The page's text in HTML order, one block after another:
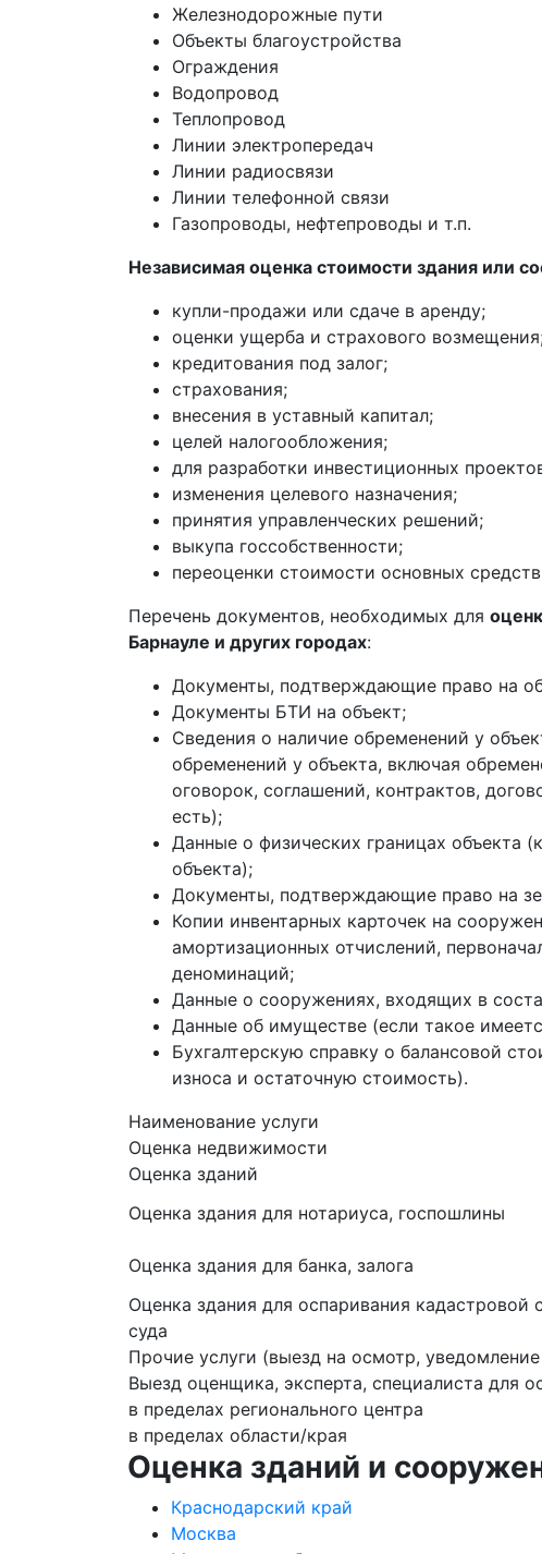
Железнодорожные пути
Объекты благоустройства
Ограждения
Водопровод
Теплопровод
Линии электропередач
Линии радиосвязи
Линии телефонной связи
Газопроводы, нефтепроводы и т.п.
Независимая оценка стоимости здания или
купли-продажи или сдаче в аренду;
оценки ущерба и страхового
кредитования под залог;
страхования;
внесения в уставный капитал;
целей налогообложения;
для разработки инвестиционных
изменения целевого назначения;
принятия управленческих решений;
выкупа госсобственности;
переоценки стоимости основных
Перечень документов, необходимых для
Барнауле и других городах:
Документы, подтверждающие право на
Документы БТИ на объект;
Сведения о наличие обременений у
обременений у объекта, включая
оговорок, соглашений, контрактов,
есть);
Данные о физических границах объекта
объекта);
Документы, подтверждающие право на
Копии инвентарных карточек на
амортизационных отчислений,
деноминаций;
Данные о сооружениях, входящих в
Данные об имуществе (если такое
Бухгалтерскую справку о балансовой
износа и остаточную стоимость).
Наименование услуги
Оценка недвижимости
Оценка зданий
Оценка здания для нотариуса, госпошлины
Оценка здания для банка, залога
Оценка здания для оспаривания кадастровой
суда
Прочие услуги (выезд на осмотр,
Выезд оценщика, эксперта, специалиста для
в пределах регионального центра
в пределах области/края
Оценка зданий и
Краснодарский край
Москва